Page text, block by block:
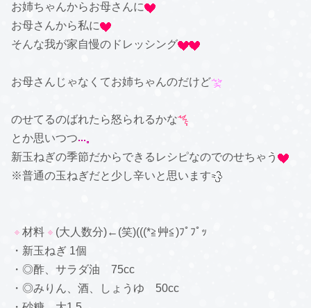
お姉ちゃんからお母さんに
お母さんから私に
そんな我が家自慢のドレッシング
お母さんじゃなくてお姉ちゃんのだけど
のせてるのばれたら怒られるかな
とか思いつつ
新玉ねぎの季節だからできるレシピなのでのせちゃう
※普通の玉ねぎだと少し辛いと思います
材料
(大人数分)←(笑)(((*≧艸≦)ﾌﾟﾌﾟｯ
・新玉ねぎ 1個
・◎酢、サラダ油 75cc
・◎みりん、酒、しょうゆ 50cc